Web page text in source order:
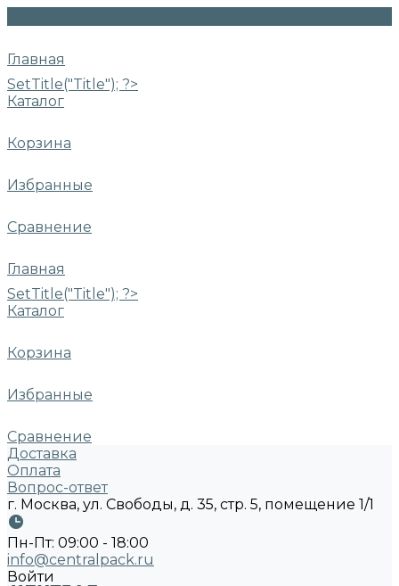
Главная
SetTitle("Title"); ?>
Каталог
Корзина
Избранные
Сравнение
Главная
SetTitle("Title"); ?>
Каталог
Корзина
Избранные
Сравнение
Доставка
Оплата
Вопрос-ответ
г. Москва, ул. Свободы, д. 35, стр. 5, помещение 1/1
Пн-Пт: 09:00 - 18:00
info@centralpack.ru
Войти